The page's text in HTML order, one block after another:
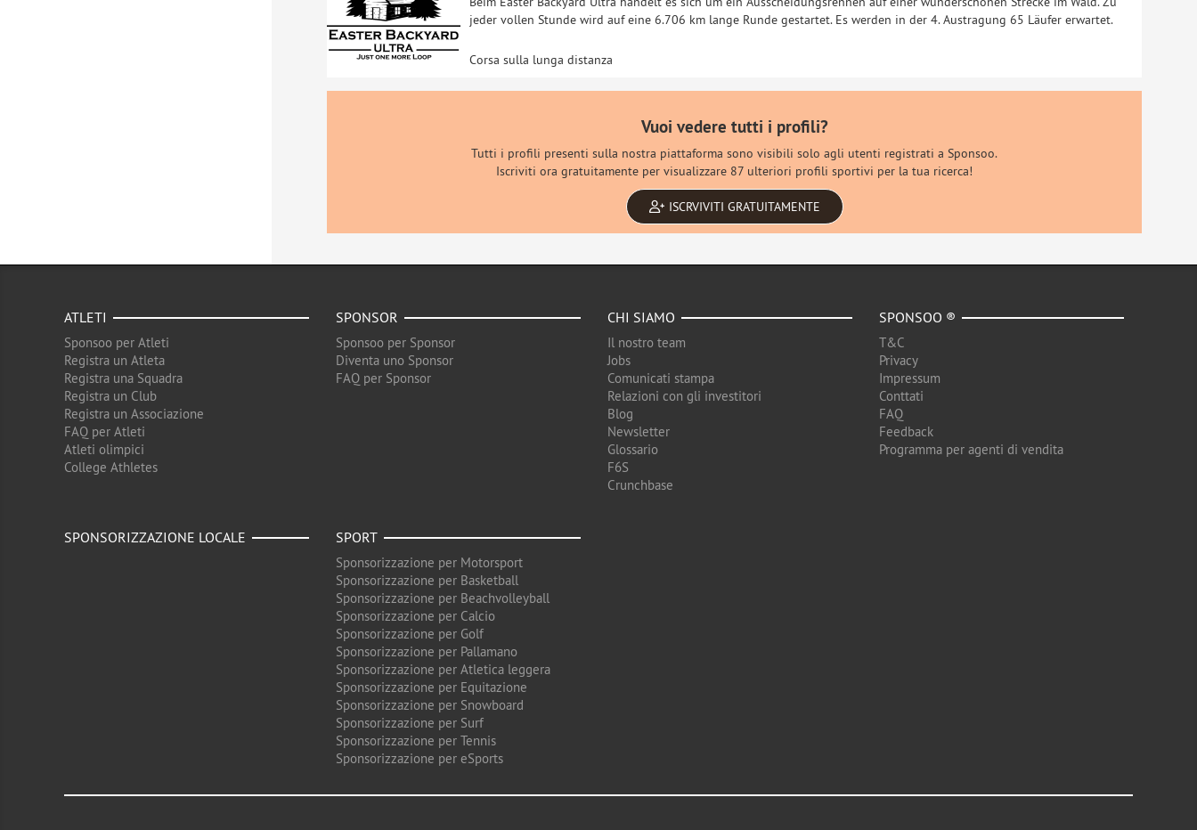
jeder vollen Stunde wird auf eine 6.706 km lange Runde gestartet. Es werden in der 4. Austragung 65 Läufer erwartet.
Corsa sulla lunga distanza
Vuoi vedere tutti i profili?
Tutti i profili presenti sulla nostra piattaforma sono visibili solo agli utenti registrati a Sponsoo.
Iscriviti ora gratuitamente per visualizzare 87 ulteriori profili sportivi per la tua ricerca!
ISCRVIVITI GRATUITAMENTE
ATLETI
Sponsoo per Atleti
Registra un Atleta
Registra una Squadra
Registra un Club
Registra un Associazione
FAQ per Atleti
Atleti olimpici
College Athletes
SPONSOR
Sponsoo per Sponsor
Diventa uno Sponsor
FAQ per Sponsor
CHI SIAMO
Il nostro team
Jobs
Comunicati stampa
Relazioni con gli investitori
Blog
Newsletter
Glossario
F6S
Crunchbase
SPONSOO ®
T&C
Privacy
Impressum
Conttati
FAQ
Feedback
Programma per agenti di vendita
SPONSORIZZAZIONE LOCALE SPORT
Sponsorizzazione per Motorsport
Sponsorizzazione per Basketball
Sponsorizzazione per Beachvolleyball
Sponsorizzazione per Calcio
Sponsorizzazione per Golf
Sponsorizzazione per Pallamano
Sponsorizzazione per Atletica leggera
Sponsorizzazione per Equitazione
Sponsorizzazione per Snowboard
Sponsorizzazione per Surf
Sponsorizzazione per Tennis
Sponsorizzazione per eSports